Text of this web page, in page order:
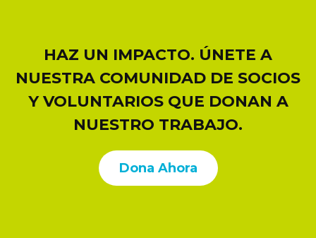
HAZ UN IMPACTO. ÚNETE A
NUESTRA COMUNIDAD DE SOCIOS
Y VOLUNTARIOS QUE DONAN A
NUESTRO TRABAJO.
Dona Ahora